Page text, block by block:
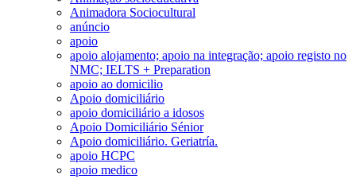
Animadora Sociocultural
anúncio
apoio
apoio alojamento; apoio na integração; apoio registo no
NMC; IELTS + Preparation
apoio ao domicilio
Apoio domiciliário
apoio domiciliário a idosos
Apoio Domiciliário Sénior
Apoio domiciliário. Geriatría.
apoio HCPC
apoio medico